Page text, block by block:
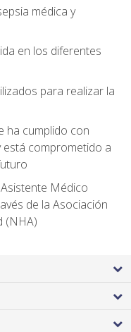
médica y
en los diferentes
para realizar la
ha cumplido con
comprometido a
Médico
de la Asociación
(NHA)